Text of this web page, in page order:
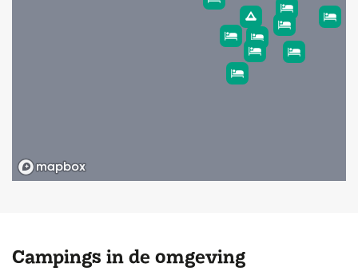
Campings in de omgeving